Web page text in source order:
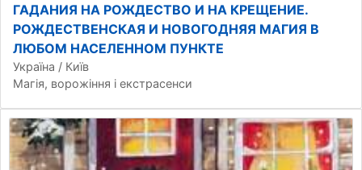
ГАДАНИЯ НА РОЖДЕСТВО И НА КРЕЩЕНИЕ.
РОЖДЕСТВЕНСКАЯ И НОВОГОДНЯЯ МАГИЯ В
ЛЮБОМ НАСЕЛЕННОМ ПУНКТЕ
Україна / Київ
Магія, ворожіння і екстрасенси